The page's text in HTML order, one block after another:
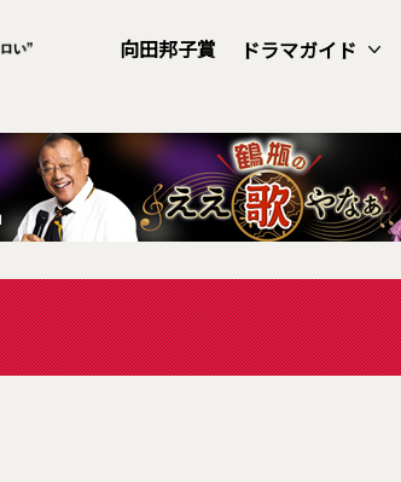
向田邦子賞 ドラマガイド